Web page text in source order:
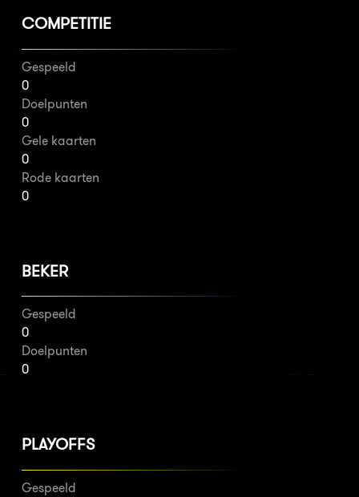
COMPETITIE
Gespeeld
0
Doelpunten
0
Gele kaarten
0
Rode kaarten
0
BEKER
Gespeeld
0
Doelpunten
0
PLAYOFFS
Gespeeld